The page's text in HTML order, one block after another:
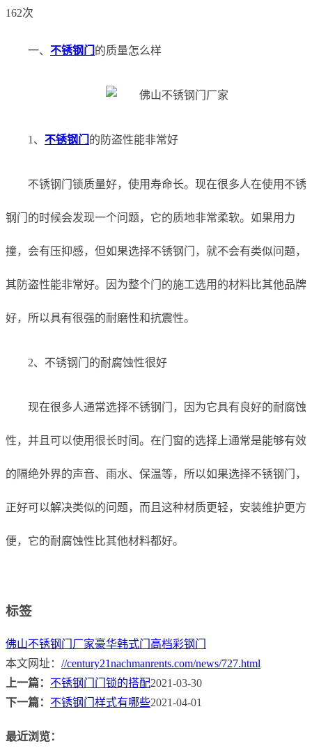
162次
一、 不锈钢门 的质量怎么样
1、 不锈钢门 的防盗性能非常好
不锈钢门锁质量好，使用寿命长。现在很多人在使用不锈
钢门的时候会发现一个问题，它的质地非常柔软。如果用力
撞，会有压抑感，但如果选择不锈钢门，就不会有类似问题，
其防盗性能非常好。因为整个门的施工选用的材料比其他品牌
好，所以具有很强的耐磨性和抗震性。
2、不锈钢门的耐腐蚀性很好
现在很多人通常选择不锈钢门，因为它具有良好的耐腐蚀
性，并且可以使用很长时间。在门窗的选择上通常是能够有效
的隔绝外界的声音、雨水、保温等，所以如果选择不锈钢门，
正好可以解决类似的问题，而且这种材质更轻，安装维护更方
便，它的耐腐蚀性比其他材料都好。
标签
佛山不锈钢门厂家豪华韩式门 高档彩钢门
本文网址： //century21nachmanrents.com/news/727.html
上一篇： 不锈钢门门锁的搭配2021-03-30
下一篇： 不锈钢门样式有哪些2021-04-01
最近浏览：